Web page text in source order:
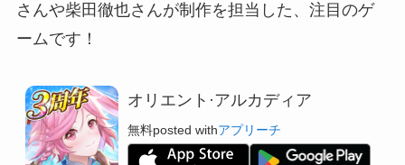
さんや柴田徹也さんが制作を担当 した、注目のゲ
ームです！
オリエント·アルカディア
無料posted withアプリーチ